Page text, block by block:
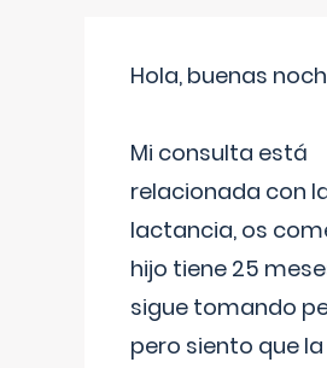
Hola, buenas
Mi consulta está
relacionada con
lactancia, os
hijo tiene 25
sigue tomando
pero siento que la